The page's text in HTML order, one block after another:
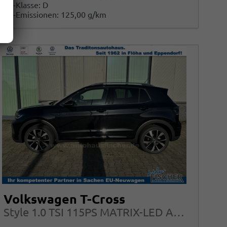
-Klasse: D
-Emissionen: 125,00 g/km
Volkswagen T-Cross
Style 1.0 TSI 115PS MATRIX-LED ACC App-Connect Side Assist